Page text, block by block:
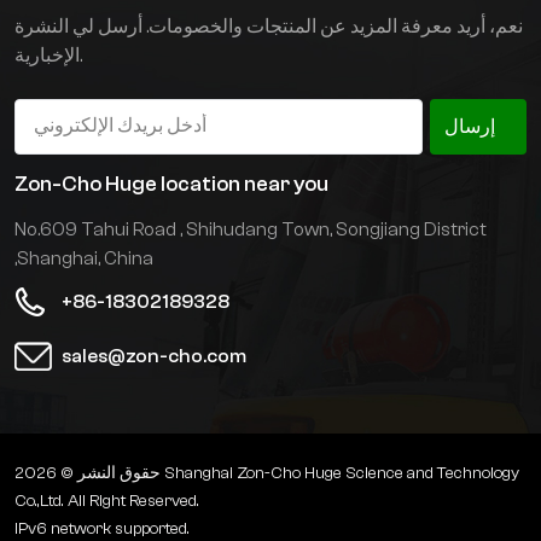
بشكل كبير؛ التحكم في رفع
الدرجة، الصاري الرئيسي
والصاري المساعد يعملان
بشكل مستقل؛ وحدة تحكم
AC مستوردة بالكامل،
مقبض تشغيل، أداة؛ وحدة
تحكم هيدروليكية متناسبة
للقيادة يمكن اختيارهما
بحرية: القيادة والقيادة
نعم، أريد معرفة المزيد عن المنتجات والخصومات. أرسل لي النشرة
الإخبارية.
إرسال
Zon-Cho Huge location near you
No.609 Tahui Road , Shihudang Town, Songjiang District
,Shanghai, China
+86-18302189328
sales@zon-cho.com
حقوق النشر © 2026 Shanghai Zon-Cho Huge Science and Technology
Co.,Ltd. All Right Reserved.
IPv6 network supported.